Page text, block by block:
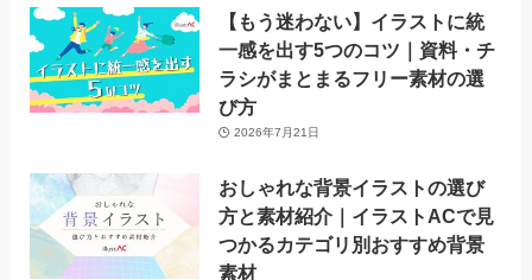
【もう迷わない】イラストに統
一感を出す5つのコツ｜資料・チ
ラシがまとまるフリー素材の選
び方
2026年7月21日
おしゃれな背景イラストの選び
方と素材紹介｜イラストACで見
つかるカテゴリ別おすすめ背景
素材